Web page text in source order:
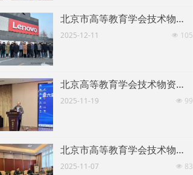
市民政局有关部门的负责人表示，完善计划生育特别扶助制度
提高广州市计划生育家庭特别扶助
金标准进行调整
金保工程-社保基金监督”系统主要是借助信息化的手段来加强基金监督的管理
系统通过大数据分析等数据运算方
广州也尝试在确保社保基金安全和足额发放的情况下，把一部分资金拿出来投资
如何监管好社保基金同样重要。方
北京市高等教育学会技术物资研究分会组织赴联想集团调研
넶 105
2025-12-11
北京高等教育学会技术物资研究分会带队参加“第六届京津冀一体化高等学校实验室与资产管理研讨会”
넶 99
2025-11-19
北京市高等教育学会技术物资研究分会举办高校工程领域招标业务培训会
넶 83
2025-11-07